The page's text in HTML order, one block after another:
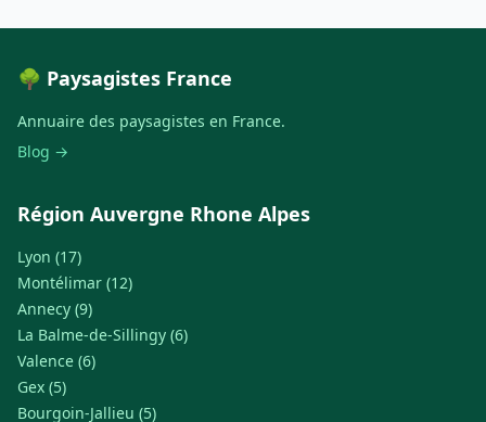
🌳 Paysagistes France
Annuaire des paysagistes en France.
Blog →
Région Auvergne Rhone Alpes
Lyon (17)
Montélimar (12)
Annecy (9)
La Balme-de-Sillingy (6)
Valence (6)
Gex (5)
Bourgoin-Jallieu (5)